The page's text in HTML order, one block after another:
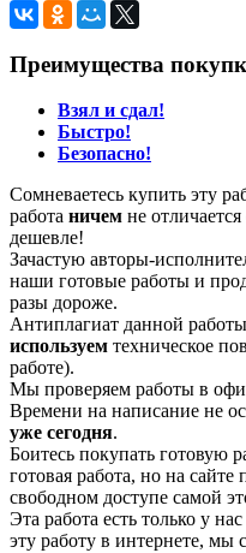
Преимущества
Взял и сдал!
Быстро!
Безопасно!
Сомневаетесь купить эту
работа ничем не
дешевле!
Зачастую авторы-
наши готовые работы и
разы дороже.
Антиплагиат данной работы
используем техническое
работе).
Мы проверяем работы в
Времени на написание не
уже сегодня.
Боитесь покупать готовую
готовая работа, но на сайте
свободном доступе самой
Эта работа есть только у
эту работу в интернете, мы